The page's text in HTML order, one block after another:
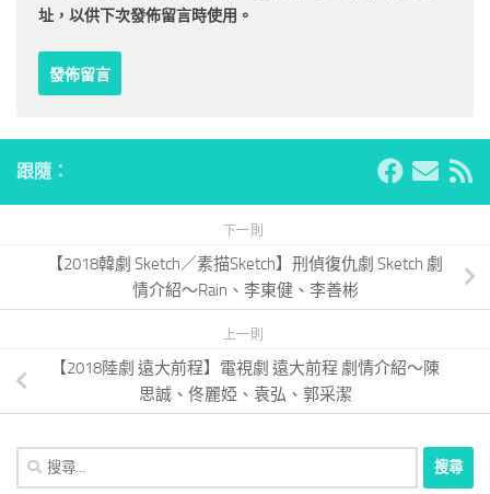
址，以供下次發佈留言時使用。
跟隨：
下一則
【2018韓劇 Sketch／素描Sketch】刑偵復仇劇 Sketch 劇
情介紹～Rain、李東健、李善彬
上一則
【2018陸劇 遠大前程】電視劇 遠大前程 劇情介紹～陳
思誠、佟麗婭、袁弘、郭采潔
搜
尋